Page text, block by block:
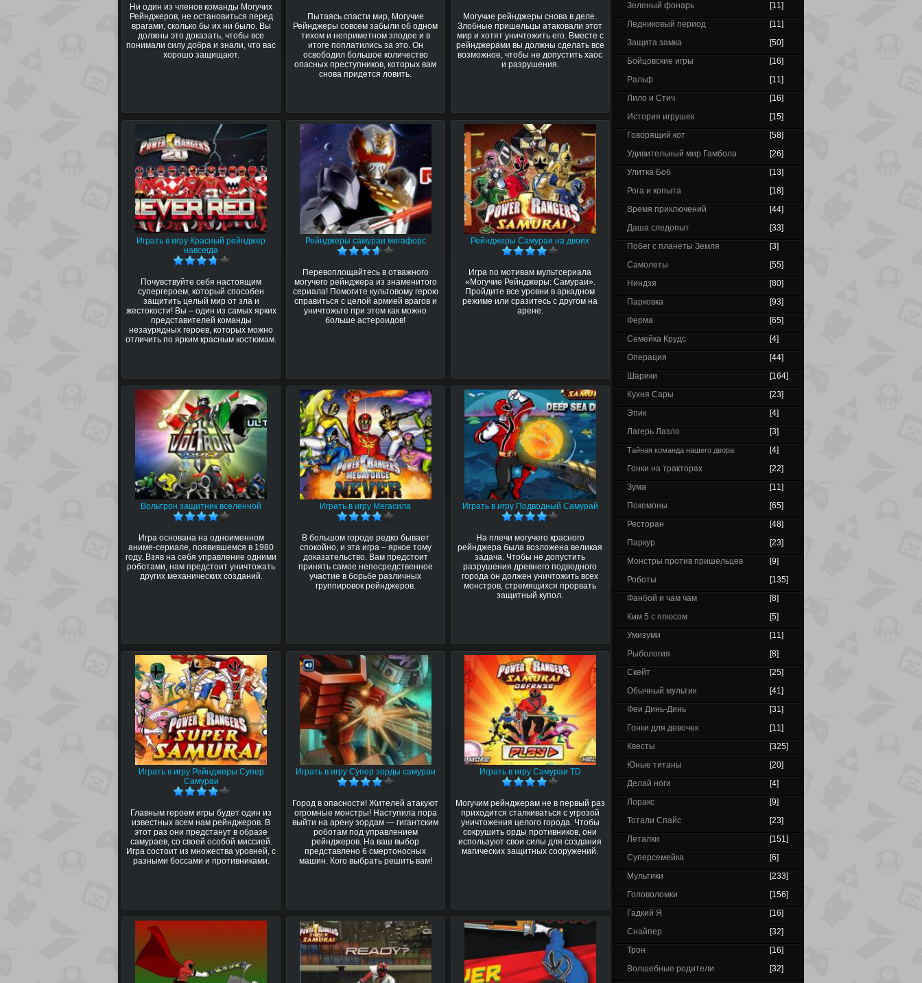
Ни один из членов команды Могучих
Рейнджеров, не остановиться перед
врагами, сколько бы их ни было. Вы
должны это доказать, чтобы все
понимали силу добра и знали, что вас
хорошо защищают.
Пытаясь спасти мир, Могучие
Рейнджеры совсем забыли об одном
тихом и неприметном злодее и в
итоге поплатились за это. Он
освободил большое количество
опасных преступников, которых вам
снова придется ловить.
Могучие рейнджеры снова в деле.
Злобные пришельцы атаковали этот
мир и хотят уничтожить его. Вместе с
рейнджерами вы должны сделать все
возможное, чтобы не допустить хаос
и разрушения.
Играть в игру Красный рейнджер
навсегда
Почувствуйте себя настоящим
супергероем, который способен
защитить целый мир от зла и
жестокости! Вы – один из самых ярких
представителей команды
незаурядных героев, которых можно
отличить по ярким красным костюмам.
Рейнджеры самураи мегафорс
Перевоплощайтесь в отважного
могучего рейнджера из знаменитого
сериала! Помогите культовому герою
справиться с целой армией врагов и
уничтожьте при этом как можно
больше астероидов!
Рейнджеры Самураи на двоих
Игра по мотивам мультсериала
«Могучие Рейнджеры: Самураи».
Пройдите все уровни в аркадном
режиме или сразитесь с другом на
арене.
Вольтрон защитник вселенной
Игра основана на одноименном
аниме-сериале, появившемся в 1980
году. Взяв на себя управление одними
роботами, нам предстоит уничтожать
других механических созданий.
Играть в игру Мегасила
В большом городе редко бывает
спокойно, и эта игра – яркое тому
доказательство. Вам предстоит
принять самое непосредственное
участие в борьбе различных
группировок рейнджеров.
Играть в игру Подводный Самурай
На плечи могучего красного
рейнджера была возложена великая
задача. Чтобы не допустить
разрушения древнего подводного
города он должен уничтожить всех
монстров, стремящихся прорвать
защитный купол.
Играть в игру Рейнджеры Супер
Самураи
Главным героем игры будет один из
известных всем нам рейнджеров. В
этот раз они предстанут в образе
самураев, со своей особой миссией.
Игра состоит из множества уровней, с
разными боссами и противниками.
Играть в игру Супер зорды самураи
Город в опасности! Жителей атакуют
огромные монстры! Наступила пора
выйти на арену зордам — гигантским
роботам под управлением
рейнджеров. На ваш выбор
представлено 6 смертоносных
машин. Кого выбрать решить вам!
Играть в игру Самураи TD
Могучим рейнджерам не в первый раз
приходится сталкиваться с угрозой
уничтожения целого города. Чтобы
сокрушить орды противников, они
используют свои силы для создания
магических защитных сооружений.
Зеленый фонарь
[11]
Ледниковый период
[11]
Защита замка
[50]
Бойцовские игры
[16]
Ральф
[11]
Лило и Стич
[16]
История игрушек
[15]
Говорящий кот
[58]
Удивительный мир Гамбола
[26]
Улитка Боб
[13]
Рога и копыта
[18]
Время приключений
[44]
Даша следопыт
[33]
Побег с планеты Земля
[3]
Самолеты
[55]
Ниндзя
[80]
Парковка
[93]
Ферма
[65]
Семейка Крудс
[4]
Операция
[44]
Шарики
[164]
Кухня Сары
[23]
Эпик
[4]
Лагерь Лазло
[3]
Тайная команда нашего двора
[4]
Гонки на тракторах
[22]
Зума
[11]
Покемоны
[65]
Ресторан
[48]
Паркур
[23]
Монстры против пришельцев
[9]
Роботы
[135]
Фанбой и чам чам
[8]
Ким 5 с плюсом
[5]
Умизуми
[11]
Рыбология
[8]
Скейт
[25]
Обычный мультик
[41]
Феи Динь-Динь
[31]
Гонки для девочек
[11]
Квесты
[325]
Юные титаны
[20]
Делай ноги
[4]
Лоракс
[9]
Тотали Спайс
[23]
Леталки
[151]
Суперсемейка
[6]
Мультики
[233]
Головоломки
[156]
Гадкий Я
[16]
Снайпер
[32]
Трон
[16]
Волшебные родители
[32]